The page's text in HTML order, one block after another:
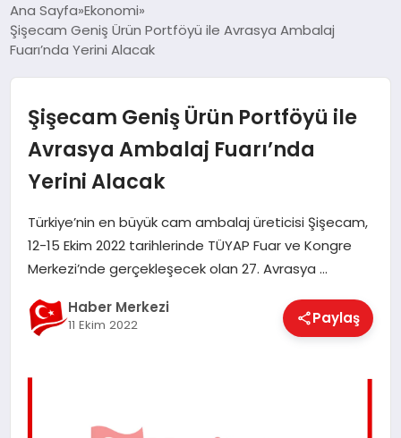
GÜNDEM
DÜNYA
EĞITIM
EKONOMI
MAGAZIN
Ana Sayfa Ekonomi
Şişecam Geniş Ürün Portföyü ile Avrasya Ambalaj
Fuarı’nda Yerini Alacak
Şişecam Geniş Ürün Portföyü ile
Avrasya Ambalaj Fuarı’nda
Yerini Alacak
Türkiye’nin en büyük cam ambalaj üreticisi Şişecam,
12-15 Ekim 2022 tarihlerinde TÜYAP Fuar ve Kongre
Merkezi’nde gerçekleşecek olan 27. Avrasya …
Haber Merkezi
11 Ekim 2022 Paylaş